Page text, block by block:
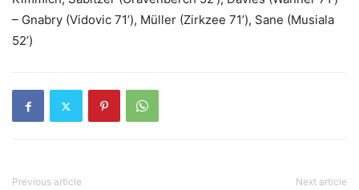
– Gnabry (Vidovic 71’), Müller (Zirkzee 71’), Sane (Musiala
52’)
Previous article Next article